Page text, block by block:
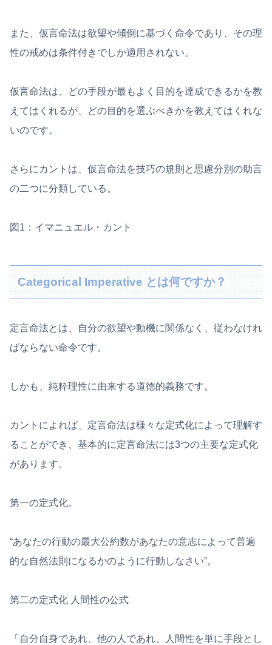
また、仮言命法は欲望や傾倒に基づく命令であり、その理
性の戒めは条件付きでしか適用されない。
仮言命法は、どの手段が最もよく目的を達成できるかを教
えてはくれるが、どの目的を選ぶべきかを教えてはくれな
いのです。
さらにカントは、仮言命法を技巧の規則と思慮分別の助言
の二つに分類している。
図1：イマニュエル・カント
Categorical Imperative とは何ですか？
定言命法とは、自分の欲望や動機に関係なく、従わなけれ
ばならない命令です。
しかも、純粋理性に由来する道徳的義務です。
カントによれば、定言命法は様々な定式化によって理解す
ることができ、基本的に定言命法には3つの主要な定式化
があります。
第一の定式化。
“あなたの行動の最大公約数があなたの意志によって普遍
的な自然法則になるかのように行動しなさい”。
第二の定式化 人間性の公式
「自分自身であれ、他の人であれ、人間性を単に手段とし